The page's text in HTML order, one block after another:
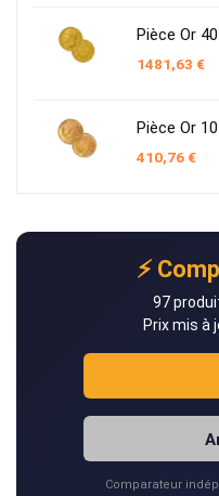
Pièce Or
1481,63 €
Pièce Or
410,76€
⚡
97
Prix mis à
Comparateur